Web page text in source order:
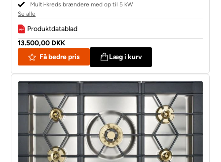
indstilling og reproduktion af flammestørrelse
Multi-kreds brændere med op til 5 kW
Se alle
Produktdatablad
13.500,00 DKK
Få bedre pris
Læg i kurv